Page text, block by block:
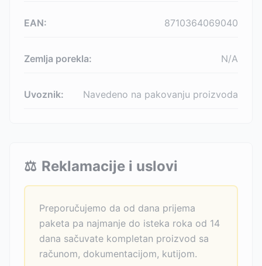
EAN: 8710364069040
Zemlja porekla: N/A
Uvoznik: Navedeno na pakovanju proizvoda
⚖️ Reklamacije i uslovi
Preporučujemo da od dana prijema
paketa pa najmanje do isteka roka od 14
dana sačuvate kompletan proizvod sa
računom, dokumentacijom, kutijom.